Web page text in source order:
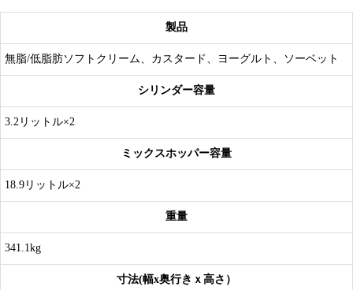
製品
無脂/低脂肪ソフトクリーム、カスタード、ヨーグルト、ソーベット
シリンダー容量
3.2リットル×2
ミックスホッパー容量
18.9リットル×2
重量
341.1kg
寸法(幅x奥行きｘ高さ）